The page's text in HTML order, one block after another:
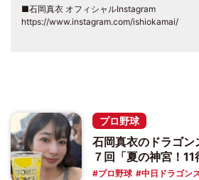
■石岡真衣 オフィシャルInstagram
https://www.instagram.com/ishiokamai/
プロ野球
石岡真衣のドラゴ
７回「夏の神宮！11
プロ野球 中日ドラゴン